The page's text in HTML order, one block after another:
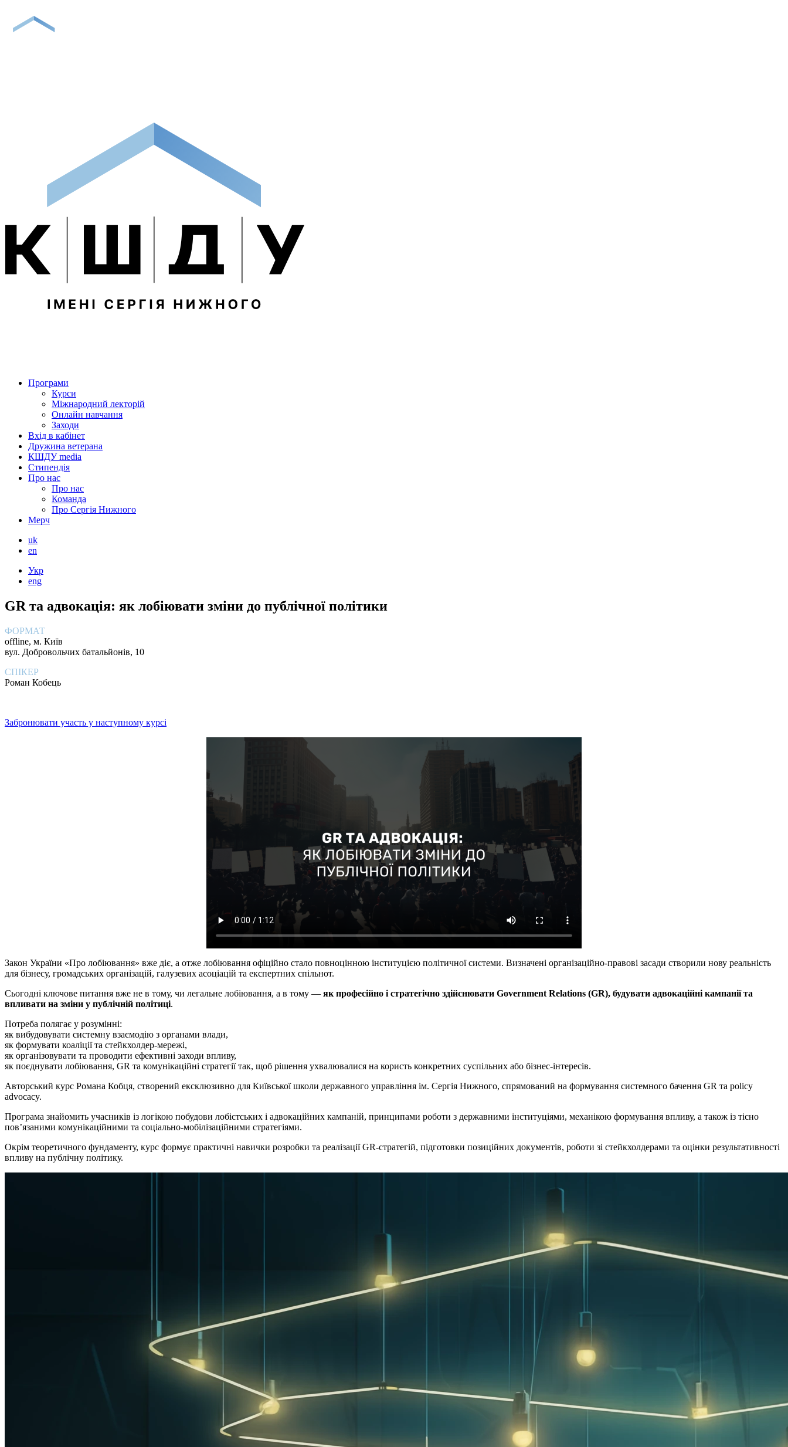
Програми
Курси
Міжнародний лекторій
Онлайн навчання
Заходи
Вхід в кабінет
Дружина ветерана
КШДУ media
Стипендія
Про нас
Про нас
Команда
Про Сергія Нижного
Мерч
uk
en
Укр
eng
GR та адвокація: як лобіювати зміни до публічної політики
ФОРМАТ
offline, м. Київ
вул. Добровольчих батальйонів, 10
СПІКЕР
Роман Кобець
Забронювати участь у наступному курсі
Закон України «Про лобіювання» вже діє, а отже лобіювання офіційно стало повноцінною інституцією політичної системи. Визначені організаційно-правові засади створили нову реальність
для бізнесу, громадських організацій, галузевих асоціацій та експертних спільнот.
Сьогодні ключове питання вже не в тому, чи легальне лобіювання, а в тому — як професійно і стратегічно здійснювати Government Relations (GR), будувати адвокаційні кампанії та
впливати на зміни у публічній політиці.
Потреба полягає у розумінні:
як вибудовувати системну взаємодію з органами влади,
як формувати коаліції та стейкхолдер-мережі,
як організовувати та проводити ефективні заходи впливу,
як поєднувати лобіювання, GR та комунікаційні стратегії так, щоб рішення ухвалювалися на користь конкретних суспільних або бізнес-інтересів.
Авторський курс Романа Кобця, створений ексклюзивно для Київської школи державного управління ім. Сергія Нижного, спрямований на формування системного бачення GR та policy
advocacy.
Програма знайомить учасників із логікою побудови лобістських і адвокаційних кампаній, принципами роботи з державними інституціями, механікою формування впливу, а також із тісно
пов’язаними комунікаційними та соціально-мобілізаційними стратегіями.
Окрім теоретичного фундаменту, курс формує практичні навички розробки та реалізації GR-стратегій, підготовки позиційних документів, роботи зі стейкхолдерами та оцінки результативності
впливу на публічну політику.